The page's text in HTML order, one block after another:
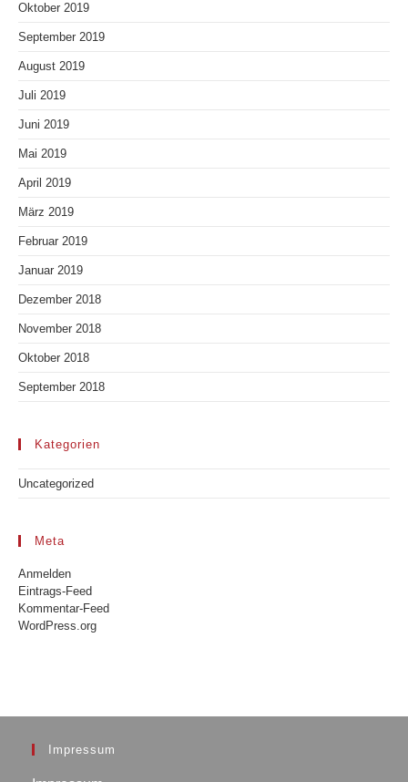
Oktober 2019
September 2019
August 2019
Juli 2019
Juni 2019
Mai 2019
April 2019
März 2019
Februar 2019
Januar 2019
Dezember 2018
November 2018
Oktober 2018
September 2018
Kategorien
Uncategorized
Meta
Anmelden
Eintrags-Feed
Kommentar-Feed
WordPress.org
Impressum